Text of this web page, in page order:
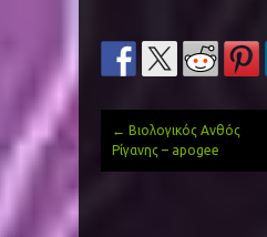
Post
←
Βιολογικός Ανθός
Ρίγανης – apogee